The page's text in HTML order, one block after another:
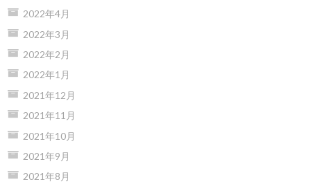
2022年4月
2022年3月
2022年2月
2022年1月
2021年12月
2021年11月
2021年10月
2021年9月
2021年8月